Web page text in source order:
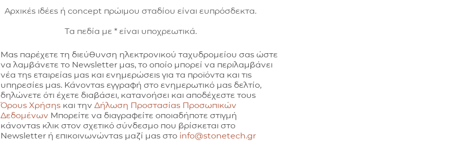
Aρxικές ιδέες ή concept πρώιμου σταδίου είναι ευπρόσδεκτα.
Τα πεδία με * είναι υποχρεωτικά.
Μας παρέχετε τη διεύθυνση ηλεκτρονικού ταχυδρομείου σας ώστε
να λαμβάνετε το Newsletter μας, το οποίο μπορεί να περιλαμβάνει
νέα της εταιρείας μας και ενημερώσεις για τα προϊόντα και τις
υπηρεσίες μας. Κάνοντας εγγραφή στο ενημερωτικό μας δελτίο,
δηλώνετε ότι έχετε διαβάσει, κατανοήσει και αποδέχεστε τους
Όρους Χρήσης και την Δήλωση Προστασίας Προσωπικών
Δεδομένων Μπορείτε να διαγραφείτε οποιαδήποτε στιγμή
κάνοντας κλικ στον σχετικό σύνδεσμο που βρίσκεται στο
Newsletter ή επικοινωνώντας μαζί μας στο info@stonetech.gr